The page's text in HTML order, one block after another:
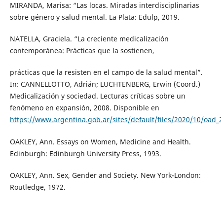
MIRANDA, Marisa: “Las locas. Miradas interdisciplinarias
sobre género y salud mental. La Plata: Edulp, 2019.
NATELLA, Graciela. “La creciente medicalización
contemporánea: Prácticas que la sostienen,
prácticas que la resisten en el campo de la salud mental”.
In: CANNELLOTTO, Adrián; LUCHTENBERG, Erwin (Coord.)
Medicalización y sociedad. Lecturas críticas sobre un
fenómeno en expansión, 2008. Disponible en
https://www.argentina.gob.ar/sites/default/files/2020/10/
OAKLEY, Ann. Essays on Women, Medicine and Health.
Edinburgh: Edinburgh University Press, 1993.
OAKLEY, Ann. Sex, Gender and Society. New York-London:
Routledge, 1972.